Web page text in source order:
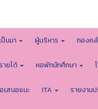
ป็นมา ผู้บริหาร กองค
ยได้ หอพักนักศึกษา
เสนอแนะ ITA รายงาน